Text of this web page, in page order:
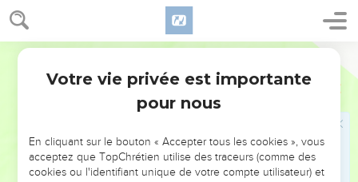
Jude Introduction
Christ » (1.1).
Une des caractéristiques du texte de Jude est sa parenté
avec la deuxième lettre de Pierre : les versets 6 à 13 se
retrouvent, idée et vocabulaire, en 2 Pierre 2.
contre ceux qui « travestissent en débauche la grâce de
Dieu en reniant Jésus-Christ » (3-4) ; l’auteur donne des
Votre vie privée est importante
pour nous
En cliquant sur le bouton « Accepter tous les cookies », vous
acceptez que TopChrétien utilise des traceurs (comme des
cookies ou l'identifiant unique de votre compte utilisateur) et